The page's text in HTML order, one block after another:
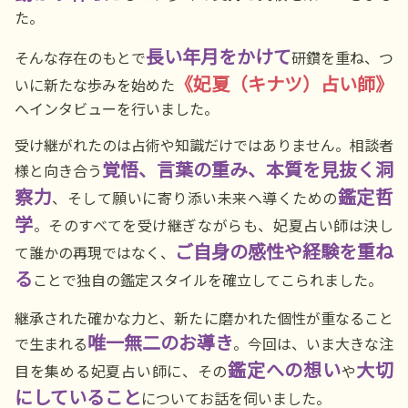
た。
そんな存在のもとで長い年月をかけて研鑽を重ね、つ
いに新たな歩みを始めた 《妃夏（キナツ）占い師》
へインタビューを行いました。
受け継がれたのは占術や知識だけではありません。相談者
様と向き合う覚悟、言葉の重み、本質を見抜く洞
察力、そして願いに寄り添い未来へ導くための鑑定哲
学。そのすべてを受け継ぎながらも、妃夏占い師は決し
て誰かの再現ではなく、 ご自身の感性や経験を重ね
る ことで独自の鑑定スタイルを確立してこられました。
継承された確かな力と、新たに磨かれた個性が重なること
で生まれる唯一無二のお導き。今回は、いま大きな注
目を集める妃夏占い師に、その鑑定への想いや大切
にしていることについてお話を伺いました。